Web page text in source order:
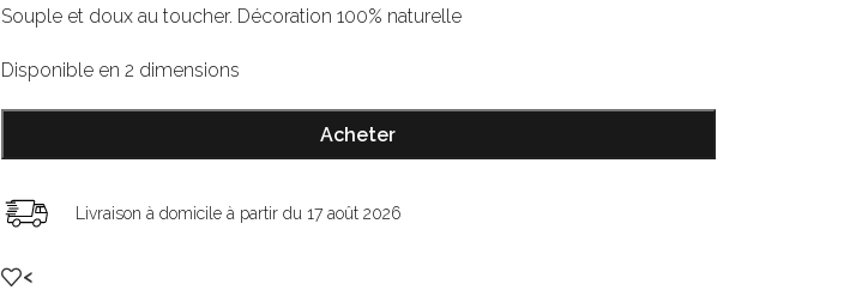
Souple et doux au toucher. Décoration 100% naturelle
Disponible en 2 dimensions
Acheter
Livraison à domicile à partir du 17 août 2026
<